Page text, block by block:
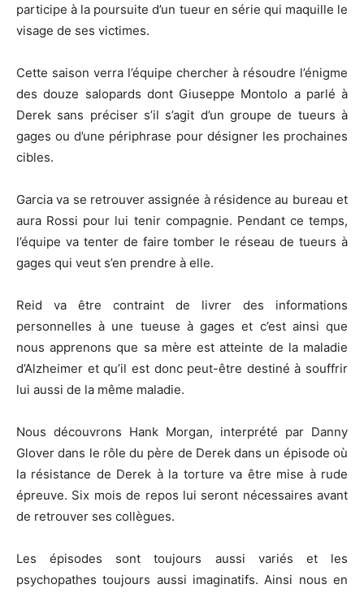
participe à la poursuite d’un tueur en série qui maquille le
visage de ses victimes.
Cette saison verra l’équipe chercher à résoudre l’énigme
des douze salopards dont Giuseppe Montolo a parlé à
Derek sans préciser s’il s’agit d’un groupe de tueurs à
gages ou d’une périphrase pour désigner les prochaines
cibles.
Garcia va se retrouver assignée à résidence au bureau et
aura Rossi pour lui tenir compagnie. Pendant ce temps,
l’équipe va tenter de faire tomber le réseau de tueurs à
gages qui veut s’en prendre à elle.
Reid va être contraint de livrer des informations
personnelles à une tueuse à gages et c’est ainsi que
nous apprenons que sa mère est atteinte de la maladie
d’Alzheimer et qu’il est donc peut-être destiné à souffrir
lui aussi de la même maladie.
Nous découvrons Hank Morgan, interprété par Danny
Glover dans le rôle du père de Derek dans un épisode où
la résistance de Derek à la torture va être mise à rude
épreuve. Six mois de repos lui seront nécessaires avant
de retrouver ses collègues.
Les épisodes sont toujours aussi variés et les
psychopathes toujours aussi imaginatifs. Ainsi nous en